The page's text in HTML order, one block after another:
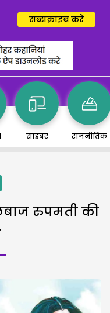
सब्सक्राइब करें
साइबर राजनीतिक
रुपमती की